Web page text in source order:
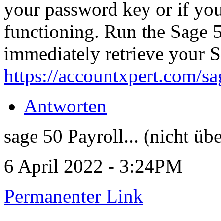
your password key or if
functioning. Run the Sage
immediately retrieve your
https://accountxpert.com/
Antworten
sage 50 Payroll... (nicht
6 April 2022 - 3:24PM
Permanenter Link